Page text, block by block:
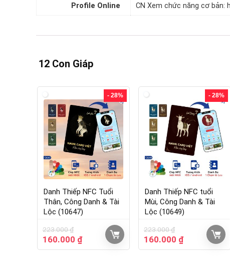
Profile Online CN Xem chức năng cơ
12 Con Giáp
- 28%
Danh Thiếp NFC Tuổi
Thân, Công Danh & Tài
Lộc (10647)
223.000₫
160.000 ₫
- 28%
Danh Thiếp NFC tuổi
Mùi, Công Danh & Tài
Lộc (10649)
223.000₫
160.000 ₫